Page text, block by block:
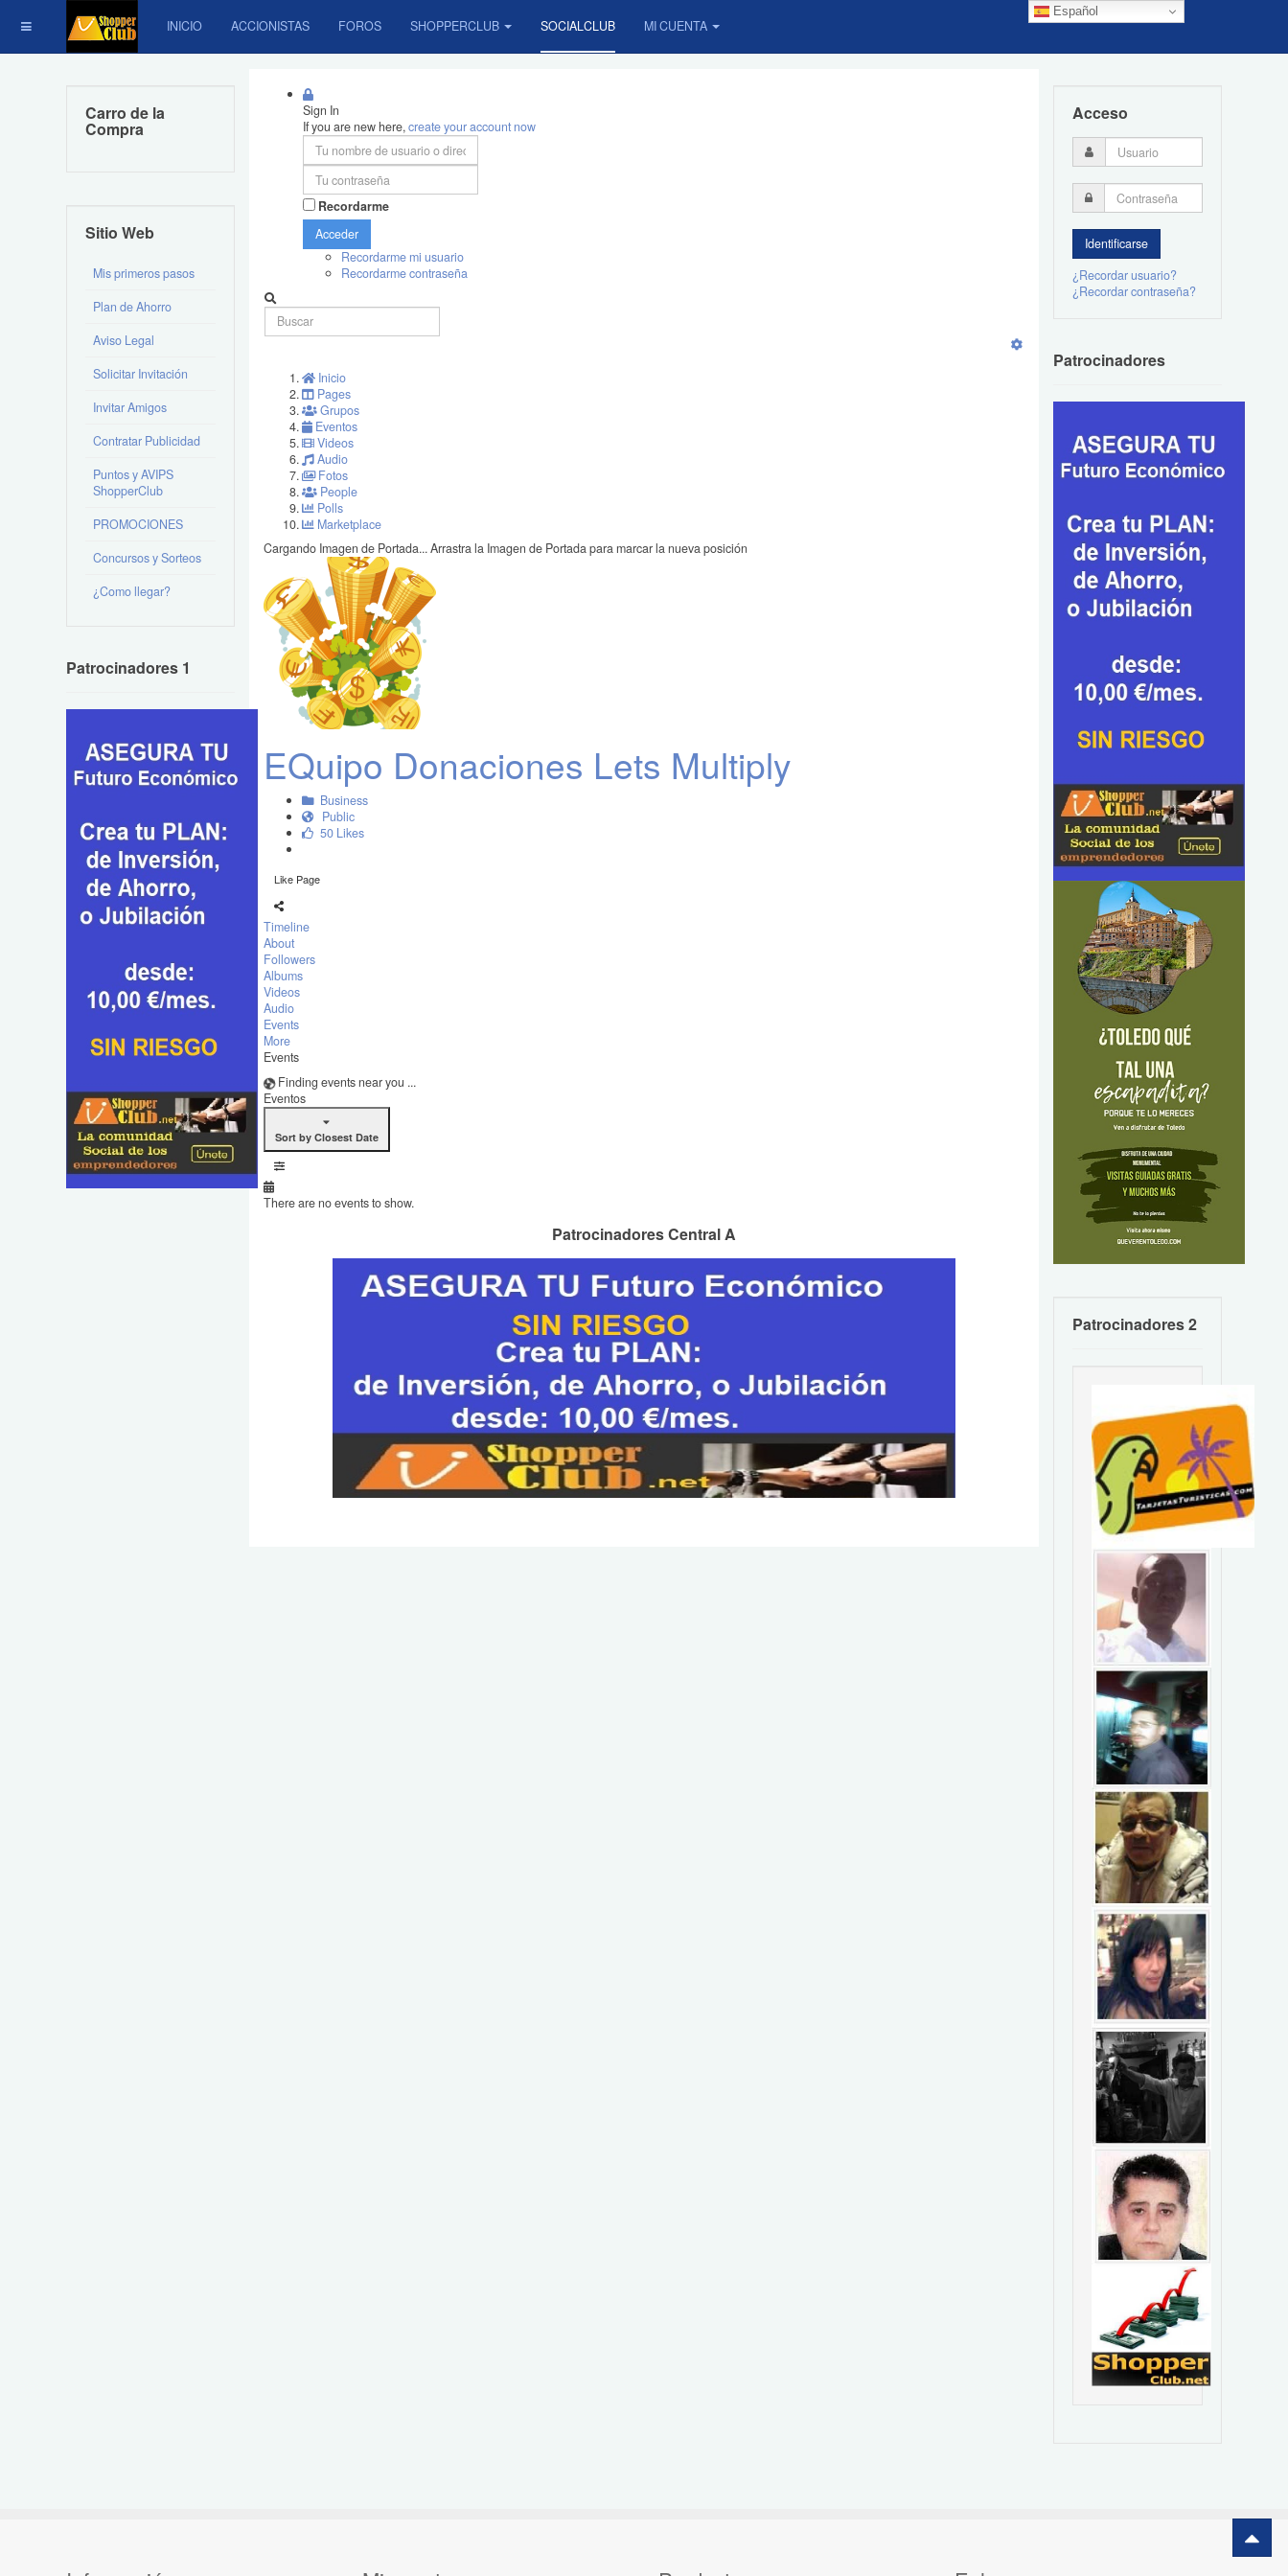
Español
INICIO ACCIONISTAS FOROS SHOPPERCLUB SOCIALCLUB MI CUENTA
Sign In
If you are new here,create your account now
Recordarme
Acceder
Recordarme mi usuario
Recordarme contraseña
Inicio
Pages
Grupos
Eventos
Videos
Audio
Fotos
People
Polls
Marketplace
Cargando Imagen de Portada...Arrastra la Imagen de Portada para marcar la nueva posición
EQuipo Donaciones Lets Multiply
Business
Public
50 Likes
Like Page
Timeline
About
Followers
Albums
Videos
Audio
Events
More
Events
Finding events near you ...
Eventos
Sort by Closest Date
There are no events to show.
Patrocinadores Central A
Carro de la
Compra
Sitio Web
Mis primeros pasos
Plan de Ahorro
Aviso Legal
Solicitar Invitación
Invitar Amigos
Contratar Publicidad
Puntos y AVIPS
ShopperClub
PROMOCIONES
Concursos y Sorteos
¿Como llegar?
Patrocinadores 1
Acceso
¿Recordar usuario?
¿Recordar contraseña?
Patrocinadores
Patrocinadores 2